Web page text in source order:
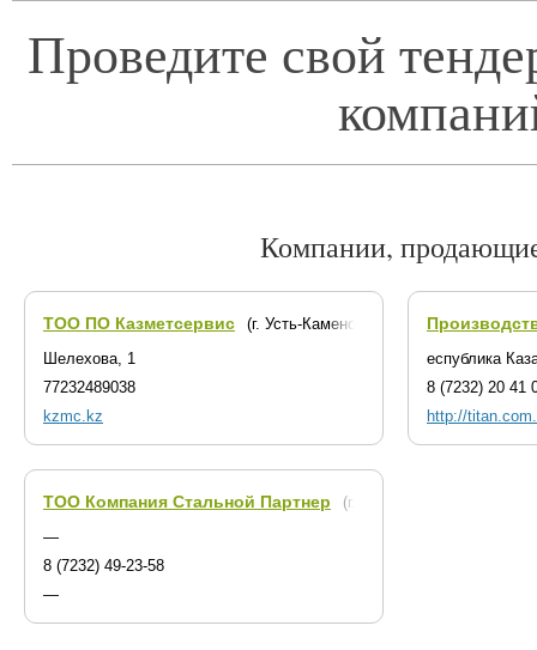
Проведите свой
Компании,
ТОО ПО Казметсервис
(г. Усть-Каменогорск)
Шелехова, 1
77232489038
kzmc.kz
еспублика
8 (7232) 20 41
http://
ТОО Компания Стальной Партнер
(г. Усть-Каменогорск)
—
8 (7232) 49-23-58
—